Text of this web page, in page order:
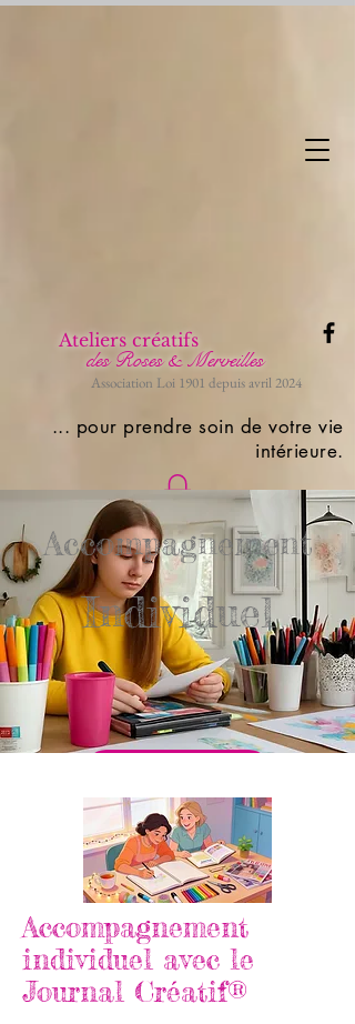
Association Loi 1901 depuis avril 2024
Ateliers créatifs
des Roses & Merveilles
... pour prendre soin de votre vie
intérieure.
Accompagnement
Individuel
Accompagnement
individuel avec le
Journal Créatif®